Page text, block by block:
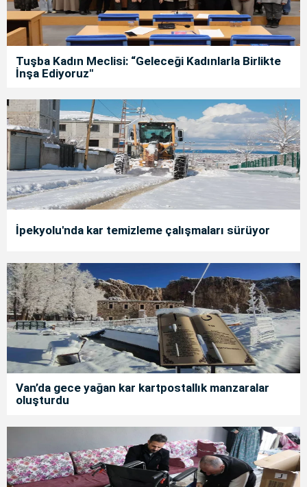
Tuşba Kadın Meclisi: “Geleceği Kadınlarla Birlikte
İnşa Ediyoruz"
İpekyolu'nda kar temizleme çalışmaları sürüyor
Van’da gece yağan kar kartpostallık manzaralar
oluşturdu